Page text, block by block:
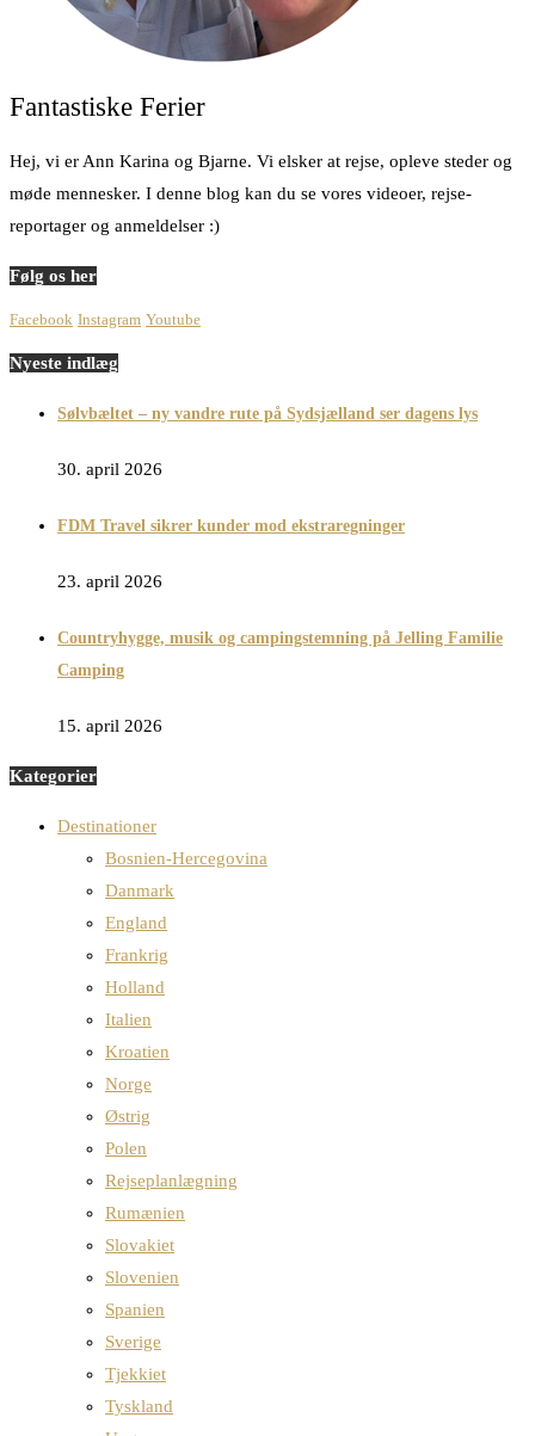
Fantastiske Ferier
Hej, vi er Ann Karina og Bjarne. Vi elsker at rejse, opleve steder og
møde mennesker. I denne blog kan du se vores videoer, rejse-
reportager og anmeldelser :)
Følg os her
Facebook Instagram Youtube
Nyeste indlæg
Sølvbæltet – ny vandre rute på Sydsjælland ser dagens lys
30. april 2026
FDM Travel sikrer kunder mod ekstraregninger
23. april 2026
Countryhygge, musik og campingstemning på Jelling Familie
Camping
15. april 2026
Kategorier
Destinationer
Bosnien-Hercegovina
Danmark
England
Frankrig
Holland
Italien
Kroatien
Norge
Østrig
Polen
Rejseplanlægning
Rumænien
Slovakiet
Slovenien
Spanien
Sverige
Tjekkiet
Tyskland